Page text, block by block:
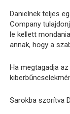
Danielnek teljes
Company
le kellett
annak, hogy a
Ha megtagadja
Sarokba szorítva